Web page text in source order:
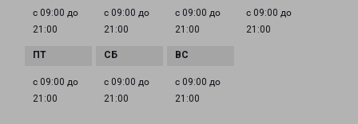
с 09:00 до
21:00
с 09:00 до
21:00
с 09:00 до
21:00
с 09:00 до
21:00
с 09:00 до
21:00
с 09:00 до
21:00
с 09:00 до
21:00